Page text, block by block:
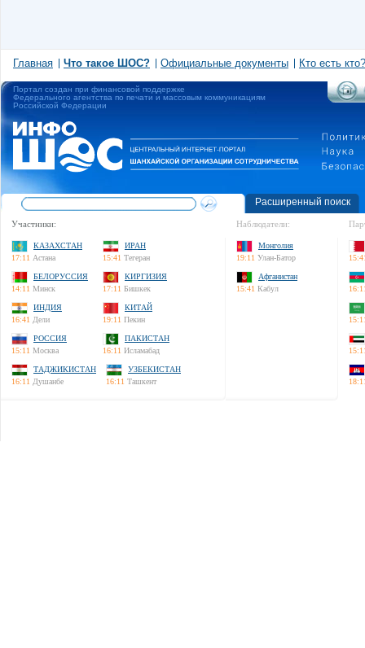
Главная Что такое ШОС? Официальные документы Кто есть кто?
Портал создан при финансовой поддержке
Федерального агентства по печати и массовым коммуникациям
Российской Федерации
Расширенный поиск
Участники:
КАЗАХСТАН
17:11 Астана
ИРАН
15:41 Тегеран
БЕЛОРУССИЯ
14:11 Минск
КИРГИЗИЯ
17:11 Бишкек
ИНДИЯ
16:41 Дели
КИТАЙ
19:11 Пекин
РОССИЯ
15:11 Москва
ПАКИСТАН
16:11 Исламабад
ТАДЖИКИСТАН
16:11 Душанбе
УЗБЕКИСТАН
16:11 Ташкент
Наблюдатели:
Монголия
19:11 Улан-Батор
Афганистан
15:41 Кабул